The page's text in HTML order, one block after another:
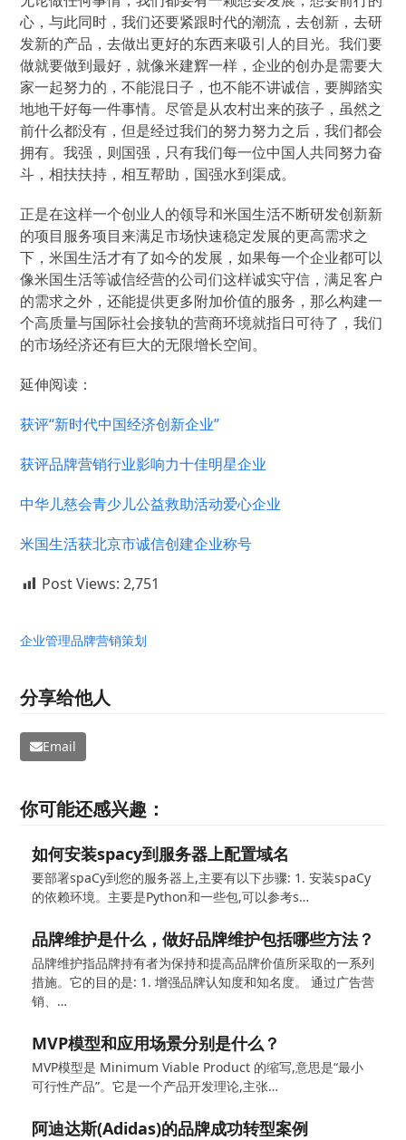
心，与此同时，我们还要紧跟时代的潮流，去创新，去研
发新的产品，去做出更好的东西来吸引人的目光。我们要
做就要做到最好，就像米建辉一样，企业的创办是需要大
家一起努力的，不能混日子，也不能不讲诚信，要脚踏实
地地干好每一件事情。尽管是从农村出来的孩子，虽然之
前什么都没有，但是经过我们的努力努力之后，我们都会
拥有。我强，则国强，只有我们每一位中国人共同努力奋
斗，相扶扶持，相互帮助，国强水到渠成。
正是在这样一个创业人的领导和米国生活不断研发创新新
的项目服务项目来满足市场快速稳定发展的更高需求之
下，米国生活才有了如今的发展，如果每一个企业都可以
像米国生活等诚信经营的公司们这样诚实守信，满足客户
的需求之外，还能提供更多附加价值的服务，那么构建一
个高质量与国际社会接轨的营商环境就指日可待了，我们
的市场经济还有巨大的无限增长空间。
延伸阅读：
获评“新时代中国经济创新企业”
获评品牌营销行业影响力十佳明星企业
中华儿慈会青少儿公益救助活动爱心企业
米国生活获北京市诚信创建企业称号
Post Views: 2,751
企业管理品牌营销策划
分享给他人
Email
你可能还感兴趣：
如何安装spacy到服务器上配置域名
要部署spaCy到您的服务器上,主要有以下步骤: 1. 安装spaCy
的依赖环境。主要是Python和一些包,可以参考s…
品牌维护是什么，做好品牌维护包括哪些方法？
品牌维护指品牌持有者为保持和提高品牌价值所采取的一系列
措施。它的目的是: 1. 增强品牌认知度和知名度。 通过广告营
销、…
MVP模型和应用场景分别是什么？
MVP模型是 Minimum Viable Product 的缩写,意思是“最小
可行性产品”。它是一个产品开发理论,主张…
阿迪达斯(Adidas)的品牌成功转型案例